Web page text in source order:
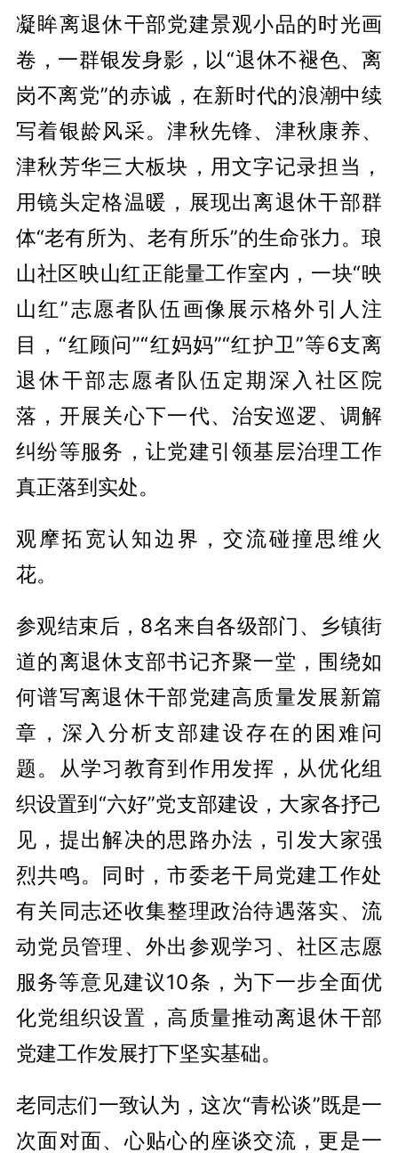
凝眸离退休干部党建景观小品的时光画
卷，一群银发身影，以“退休不褪色、离
岗不离党”的赤诚，在新时代的浪潮中续
写着银龄风采。津秋先锋、津秋康养、
津秋芳华三大板块，用文字记录担当，
用镜头定格温暖，展现出离退休干部群
体“老有所为、老有所乐”的生命张力。琅
山社区映山红正能量工作室内，一块“映
山红”志愿者队伍画像展示格外引人注
目，“红顾问”“红妈妈”“红护卫”等6支离
退休干部志愿者队伍定期深入社区院
落，开展关心下一代、治安巡逻、调解
纠纷等服务，让党建引领基层治理工作
真正落到实处。
观摩拓宽认知边界，交流碰撞思维火
花。
参观结束后，8名来自各级部门、乡镇街
道的离退休支部书记齐聚一堂，围绕如
何谱写离退休干部党建高质量发展新篇
章，深入分析支部建设存在的困难问
题。从学习教育到作用发挥，从优化组
织设置到“六好”党支部建设，大家各抒己
见，提出解决的思路办法，引发大家强
烈共鸣。同时，市委老干局党建工作处
有关同志还收集整理政治待遇落实、流
动党员管理、外出参观学习、社区志愿
服务等意见建议10条，为下一步全面优
化党组织设置，高质量推动离退休干部
党建工作发展打下坚实基础。
老同志们一致认为，这次“青松谈”既是一
次面对面、心贴心的座谈交流，更是一